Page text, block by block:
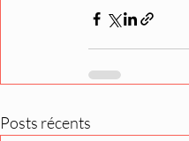
Posts récents